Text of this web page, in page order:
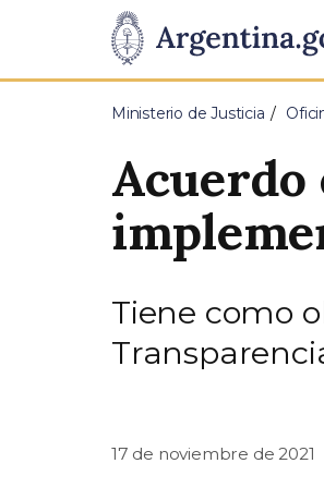
Presidencia
de
Pasar al contenido principal
Ministerio de Justicia
Tiene como
17 de noviembre de 2021